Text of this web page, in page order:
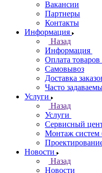
Вакансии
Партнеры
Контакты
Информация
Назад
Информация
Оплата товаров
Самовывоз
Доставка
Часто
Услуги
Назад
Услуги
Сервисный
Монтаж систем
Новости
Назад
Новости